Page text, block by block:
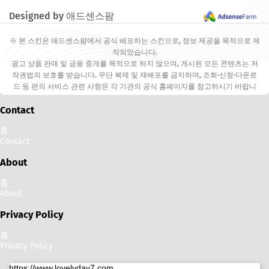
Designed by 애드센스팜
※ 본 스킨은 애드센스팜에서 공식 배포하는 스킨으로, 정보 제공을 목적으로 제
작되었습니다.
광고 상품 판매 및 금융 중개를 목적으로 하지 않으며, 게시된 모든 콘텐츠는 저
작권법의 보호를 받습니다. 무단 복제 및 재배포를 금지하며, 조회·신청·다운로
드 등 편의 서비스 관련 사항은 각 기관의 공식 홈페이지를 참고하시기 바랍니
다.
Contact
홈
Contact
About
홈
About
Privacy Policy
홈
Privacy Policy